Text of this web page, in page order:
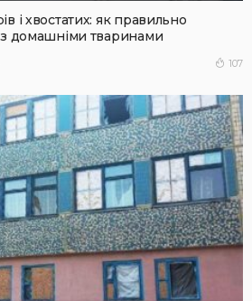
і хвостатих: як правильно
з домашніми тваринами
107